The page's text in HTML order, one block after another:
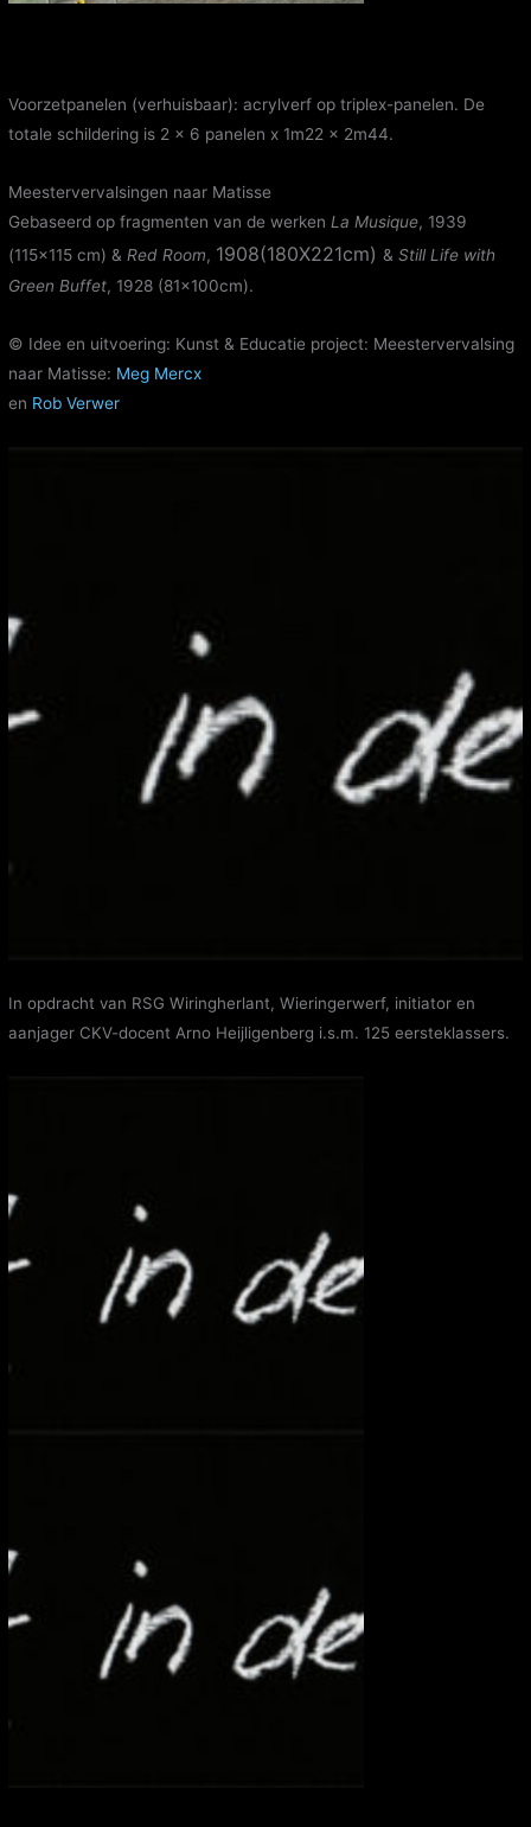
Voorzetpanelen (verhuisbaar): acrylverf op triplex-panelen. De
totale schildering is 2 x 6 panelen x 1m22 x 2m44.
Meestervervalsingen naar Matisse
Gebaseerd op fragmenten van de werken La Musique, 1939
(115×115 cm) & Red Room, 1908(180X221cm)&Still Life with
Green Buffet, 1928 (81x100cm).
© Idee en uitvoering: Kunst & Educatie project: Meestervervalsing
naar Matisse: Meg Mercx
en Rob Verwer
In opdracht van RSG Wiringherlant, Wieringerwerf, initiator en
aanjager CKV-docent Arno Heijligenberg i.s.m. 125 eersteklassers.